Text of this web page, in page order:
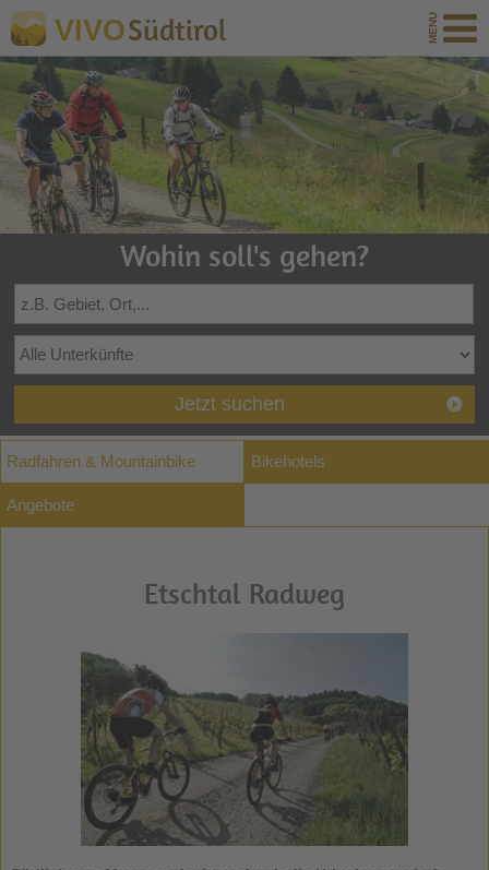
VIVOSüdtirol
Wohin soll's gehen?
Jetzt suchen
Radfahren & Mountainbike Bikehotels
Angebote
Etschtal Radweg